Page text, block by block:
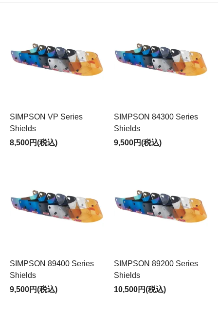
SIMPSON VP Series
Shields
8,500円(税込)
SIMPSON 84300 Series
Shields
9,500円(税込)
SIMPSON 89400 Series
Shields
9,500円(税込)
SIMPSON 89200 Series
Shields
10,500円(税込)